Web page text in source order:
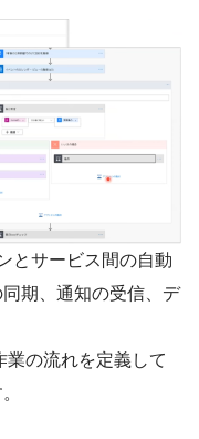
とサービス間の自動
期、通知の受信、デ
業の流れを定義して